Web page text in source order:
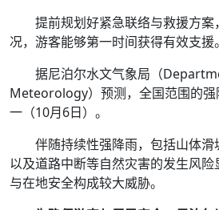
提前规划好紧急联络与救援方
况，游客能够第一时间获得有效支援。
据尼泊尔水文气象局（
Meteorology）预测，全国范围的强
一（10月6日）。
伴随持续性强降雨，包括山体
以及道路中断等自然灾害的发生风
与在地安全构成较大威胁。